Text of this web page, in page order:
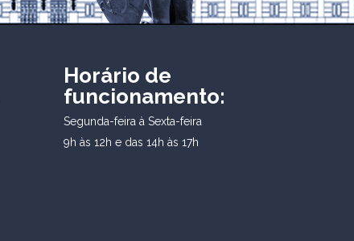
Horário de
funcionamento:
Segunda-feira à Sexta-feira
9h às 12h e das 14h às 17h